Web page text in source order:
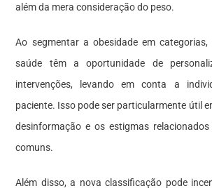
além da mera consideração do peso.
Ao segmentar a obesidade em
saúde têm a oportunidade de
intervenções, levando em conta a
paciente. Isso pode ser particularmente útil
desinformação e os estigmas
comuns.
Além disso, a nova classificação pode